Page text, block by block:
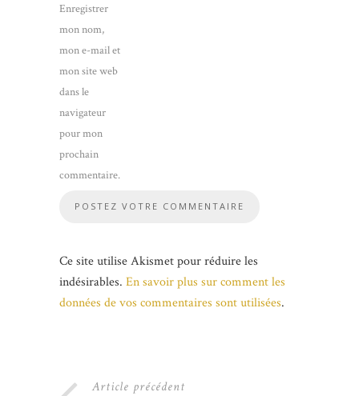
Enregistrer
mon nom,
mon e-mail et
mon site web
dans le
navigateur
pour mon
prochain
commentaire.
Ce site utilise Akismet pour réduire les
indésirables. En savoir plus sur comment les
données de vos commentaires sont utilisées.
Article précédent